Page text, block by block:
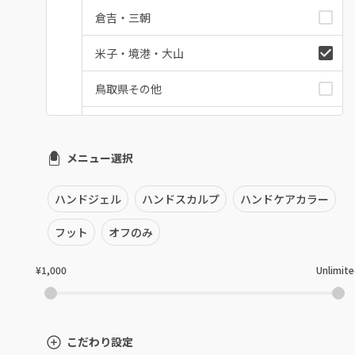
倉吉・三朝
米子・境港・大山
鳥取県その他
メニュー選択
ハンドジェル ハンドスカルプ ハンドケアカラー
フット オフのみ
¥1,000
こだわり設定